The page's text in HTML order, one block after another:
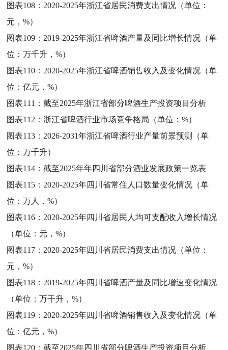
图表108： 2020-2025年浙江省居民消费支出情况（单位：
元，%）
图表109： 2019-2025年浙江省啤酒产量及同比增长情况（单
位：万千升，%）
图表110： 2020-2025年浙江省啤酒销售收入及变化情况（单
位：亿元，%）
图表111：截至2025年浙江省部分啤酒生产投资项目分析
图表112：浙江省啤酒行业市场竞争格局（单位：%）
图表113： 2026-2031年浙江省啤酒行业产量前景预测（单
位：万千升）
图表114：截至2025年年四川省部分酒业发展政策一览表
图表115： 2020-2025年四川省常住人口数量变化情况（单
位：万人，%）
图表116： 2020-2025年四川省居民人均可支配收入增长情况
（单位：元，%）
图表117： 2020-2025年四川省居民消费支出情况（单位：
元，%）
图表118： 2019-2025年四川省啤酒产量及同比增速变化情况
（单位：万千升，%）
图表119： 2020-2025年四川省啤酒销售收入及变化情况（单
位：亿元，%）
图表120：截至2025年四川省部分啤酒生产投资项目分析